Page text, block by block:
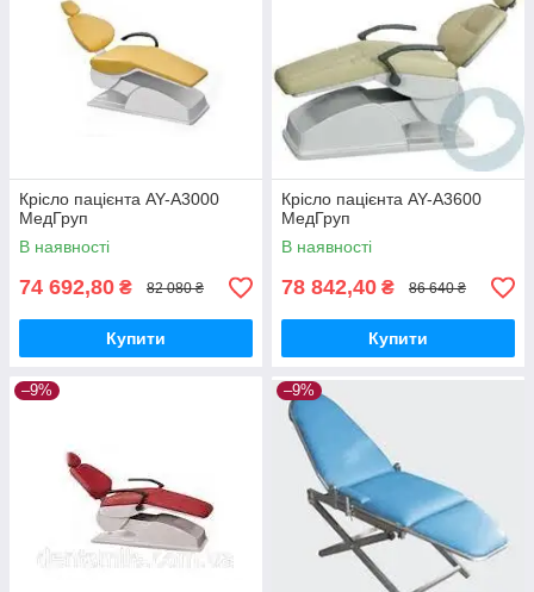
Крісло пацієнта AY-A3000
МедГруп
В наявності
74 692,80 ₴ 82 080 ₴
Купити
Крісло пацієнта AY-A3600
МедГруп
В наявності
78 842,40 ₴ 86 640 ₴
Купити
–9% –9%